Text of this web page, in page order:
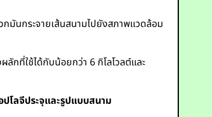
มันกระจายเส้นสนามไปยังสภาพแวดล้อม
กที่ใช้ได้กับน้อยกว่า 6 กิโลโวลต์และ
โลจีประจุและรูปแบบสนาม